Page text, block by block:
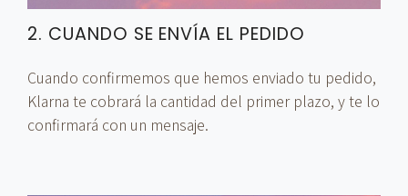
2. CUANDO SE ENVÍA EL PEDIDO
Cuando confirmemos que hemos enviado tu pedido,
Klarna te cobrará la cantidad del primer plazo, y te lo
confirmará con un mensaje.